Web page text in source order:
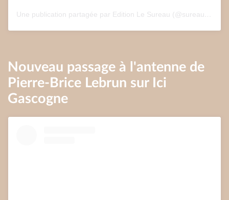
Nouveau passage à l'antenne de
Pierre-Brice Lebrun sur Ici
Gascogne